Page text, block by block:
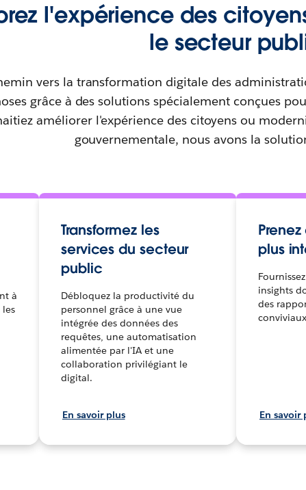
l'expérience des
le secteur
vers la transformation digitale des
grâce à des solutions spécialement conçues
améliorer l'expérience des citoyens ou
gouvernementale, nous avons la
à
Transformez les
services du secteur
public
Débloquez la productivité du
personnel grâce à une vue
intégrée des données des
requêtes, une automatisation
alimentée par l'IA et une
collaboration privilégiant le
digital.
En savoir plus
plus
insights
des
En savoir